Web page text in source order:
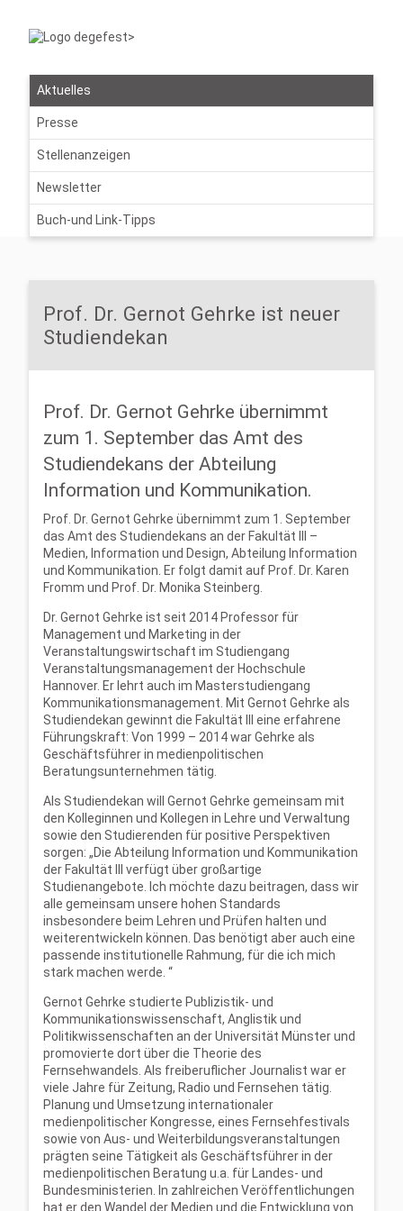
Aktuelles
Presse
Stellenanzeigen
Newsletter
Buch-und Link-Tipps
Prof. Dr. Gernot Gehrke ist neuer
Studiendekan
Prof. Dr. Gernot Gehrke übernimmt
zum 1. September das Amt des
Studiendekans der Abteilung
Information und Kommunikation.
Prof. Dr. Gernot Gehrke übernimmt zum 1. September
das Amt des Studiendekans an der Fakultät III –
Medien, Information und Design, Abteilung Information
und Kommunikation. Er folgt damit auf Prof. Dr. Karen
Fromm und Prof. Dr. Monika Steinberg.
Dr. Gernot Gehrke ist seit 2014 Professor für
Management und Marketing in der
Veranstaltungswirtschaft im Studiengang
Veranstaltungsmanagement der Hochschule
Hannover. Er lehrt auch im Masterstudiengang
Kommunikationsmanagement. Mit Gernot Gehrke als
Studiendekan gewinnt die Fakultät III eine erfahrene
Führungskraft: Von 1999 – 2014 war Gehrke als
Geschäftsführer in medienpolitischen
Beratungsunternehmen tätig.
Als Studiendekan will Gernot Gehrke gemeinsam mit
den Kolleginnen und Kollegen in Lehre und Verwaltung
sowie den Studierenden für positive Perspektiven
sorgen: „Die Abteilung Information und Kommunikation
der Fakultät III verfügt über großartige
Studienangebote. Ich möchte dazu beitragen, dass wir
alle gemeinsam unsere hohen Standards
insbesondere beim Lehren und Prüfen halten und
weiterentwickeln können. Das benötigt aber auch eine
passende institutionelle Rahmung, für die ich mich
stark machen werde. “
Gernot Gehrke studierte Publizistik- und
Kommunikationswissenschaft, Anglistik und
Politikwissenschaften an der Universität Münster und
promovierte dort über die Theorie des
Fernsehwandels. Als freiberuflicher Journalist war er
viele Jahre für Zeitung, Radio und Fernsehen tätig.
Planung und Umsetzung internationaler
medienpolitischer Kongresse, eines Fernsehfestivals
sowie von Aus- und Weiterbildungsveranstaltungen
prägten seine Tätigkeit als Geschäftsführer in der
medienpolitischen Beratung u.a. für Landes- und
Bundesministerien. In zahlreichen Veröffentlichungen
hat er den Wandel der Medien und die Entwicklung von